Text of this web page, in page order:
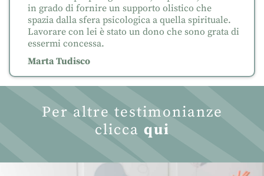
in grado di fornire un supporto olistico che
spazia dalla sfera psicologica a quella spirituale.
Lavorare con lei è stato un dono che sono grata di
essermi concessa.
Marta Tudisco
Per altre testimonianze
clicca qui